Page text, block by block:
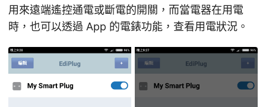
用來遠端遙控通電或斷電的開關，而當電器在用電
時，也可以透過 App 的電錶功能，查看用電狀況。